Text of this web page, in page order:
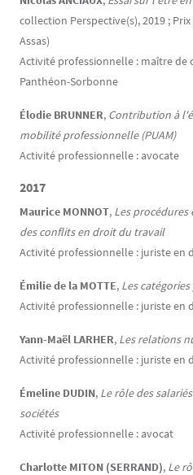
collection Perspective(s), 2019 ;
Assas)
Activité professionnelle : maître de
Panthéon-Sorbonne
Élodie BRUNNER, Contribution à
mobilité professionnelle (PUAM)
Activité professionnelle : avocate
2017
Maurice MONNOT, Les
des conflits en droit du travail
Activité professionnelle : juriste en
Émilie de la MOTTE, Les
Activité professionnelle : juriste en
Yann-Maël LARHER, Les relations
Activité professionnelle : juriste en
Émeline DUDIN, Le rôle des
sociétés
Activité professionnelle : avocat
Charlotte MITON (SERRAND), Le